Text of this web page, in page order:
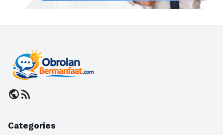
publicrss_feed
Categories